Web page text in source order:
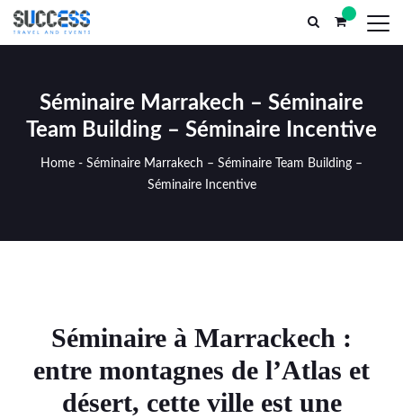
Parc El Yasmine, n°13, Marrakech Médina (AR) Maroc
Séminaire Marrakech – Séminaire
Team Building – Séminaire Incentive
Home - Séminaire Marrakech – Séminaire Team Building –
Séminaire Incentive
Séminaire à Marrackech :
entre montagnes de l’Atlas et
désert, cette ville est une